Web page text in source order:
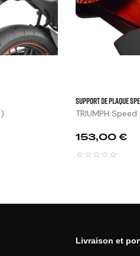
SUPPORT DE PLAQUE
TRIUMPH
Prix
153,00 €
Livraison et